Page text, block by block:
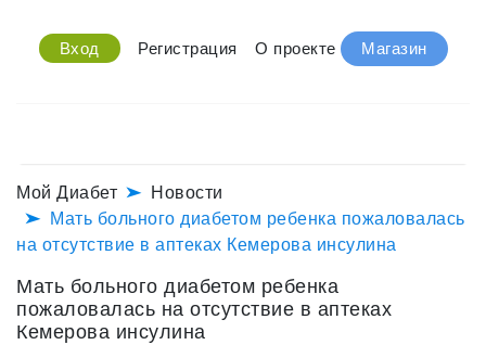
Вход Регистрация О проекте Магазин
Мой Диабет
Новости
Мать больного диабетом ребенка пожаловалась
на отсутствие в аптеках Кемерова инсулина
Мать больного диабетом ребенка
пожаловалась на отсутствие в аптеках
Кемерова инсулина